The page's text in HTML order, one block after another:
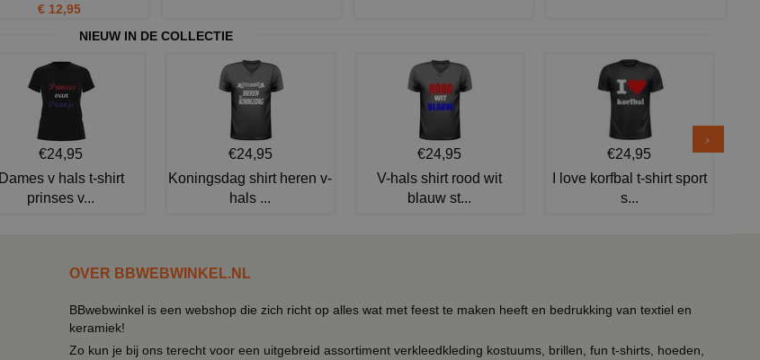
€ 12,95
NIEUW IN DE COLLECTIE
€24,95
Dames v hals t-shirt
prinses v...
€24,95
Koningsdag shirt heren v-
hals ...
€24,95
V-hals shirt rood wit
blauw st...
€24,95
I love korfbal t-shirt sport
s...
OVER BBWEBWINKEL.NL
BBwebwinkel is een webshop die zich richt op alles wat met feest te maken heeft en bedrukking van textiel en
keramiek!
Zo kun je bij ons terecht voor een uitgebreid assortiment verkleedkleding kostuums, brillen, fun t-shirts, hoeden,